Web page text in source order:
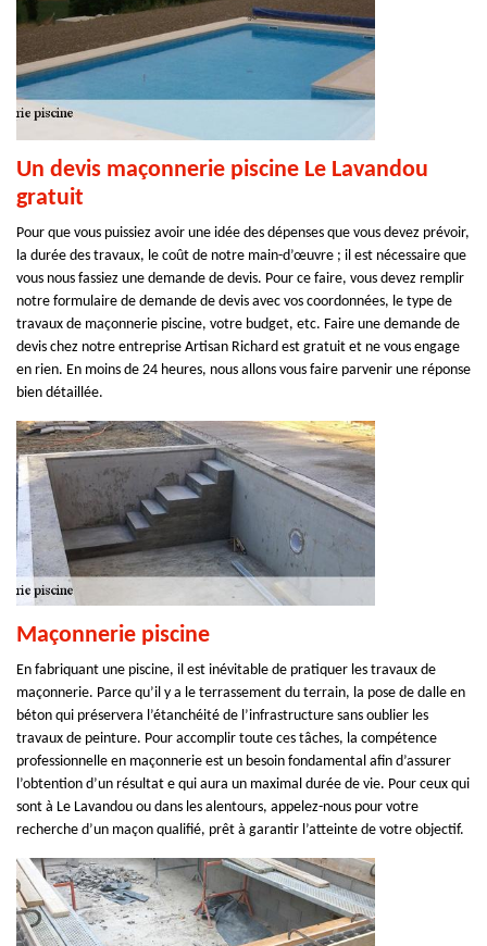
Un devis maçonnerie piscine Le Lavandou
gratuit
Pour que vous puissiez avoir une idée des dépenses que vous devez prévoir,
la durée des travaux, le coût de notre main-d’œuvre ; il est nécessaire que
vous nous fassiez une demande de devis. Pour ce faire, vous devez remplir
notre formulaire de demande de devis avec vos coordonnées, le type de
travaux de maçonnerie piscine, votre budget, etc. Faire une demande de
devis chez notre entreprise Artisan Richard est gratuit et ne vous engage
en rien. En moins de 24 heures, nous allons vous faire parvenir une réponse
bien détaillée.
Maçonnerie piscine
En fabriquant une piscine, il est inévitable de pratiquer les travaux de
maçonnerie. Parce qu’il y a le terrassement du terrain, la pose de dalle en
béton qui préservera l’étanchéité de l’infrastructure sans oublier les
travaux de peinture. Pour accomplir toute ces tâches, la compétence
professionnelle en maçonnerie est un besoin fondamental afin d’assurer
l’obtention d’un résultat e qui aura un maximal durée de vie. Pour ceux qui
sont à Le Lavandou ou dans les alentours, appelez-nous pour votre
recherche d’un maçon qualifié, prêt à garantir l’atteinte de votre objectif.